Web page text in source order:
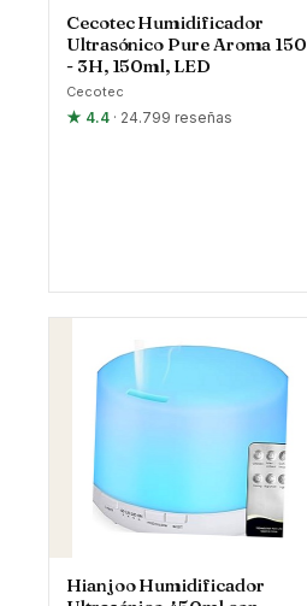
Cecotec Humidificador
Ultrasónico Pure Aroma 150
- 3H, 150ml, LED
Cecotec
★ 4.4 · 24.799 reseñas
Hianjoo Humidificador